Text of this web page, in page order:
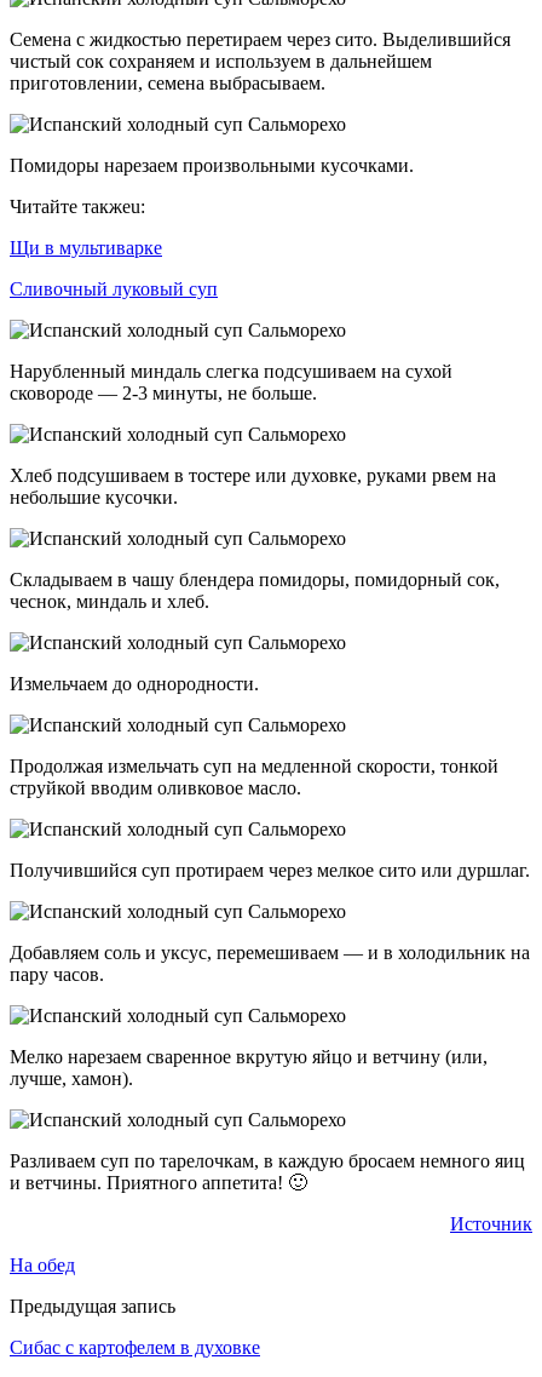
Семена с жидкостью перетираем через сито. Выделившийся
чистый сок сохраняем и используем в дальнейшем
приготовлении, семена выбрасываем.
Помидоры нарезаем произвольными кусочками.
Читайте такжеu:
Щи в мультиварке
Сливочный луковый суп
Нарубленный миндаль слегка подсушиваем на сухой
сковороде — 2-3 минуты, не больше.
Хлеб подсушиваем в тостере или духовке, руками рвем на
небольшие кусочки.
Складываем в чашу блендера помидоры, помидорный сок,
чеснок, миндаль и хлеб.
Измельчаем до однородности.
Продолжая измельчать суп на медленной скорости, тонкой
струйкой вводим оливковое масло.
Получившийся суп протираем через мелкое сито или дуршлаг.
Добавляем соль и уксус, перемешиваем — и в холодильник на
пару часов.
Мелко нарезаем сваренное вкрутую яйцо и ветчину (или,
лучше, хамон).
Разливаем суп по тарелочкам, в каждую бросаем немного яиц
и ветчины. Приятного аппетита! 🙂
Источник
На обед
Предыдущая запись
Сибас с картофелем в духовке